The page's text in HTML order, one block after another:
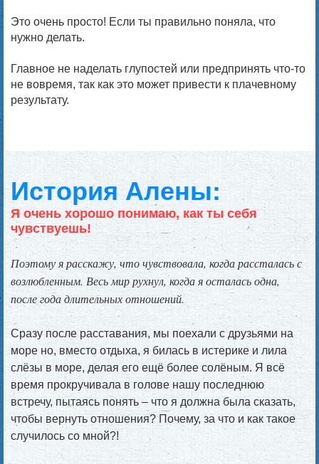
Это очень просто! Если ты правильно поняла, что
нужно делать.
Главное не наделать глупостей или предпринять что-то
не вовремя, так как это может привести к плачевному
результату.
История Алены:
Я очень хорошо понимаю, как ты себя
чувствуешь!
Поэтому я расскажу, что чувствовала, когда рассталась с
возлюбленным. Весь мир рухнул, когда я осталась одна,
после года длительных отношений.
Сразу после расставания, мы поехали с друзьями на
море но, вместо отдыха, я билась в истерике и лила
слёзы в море, делая его ещё более солёным. Я всё
время прокручивала в голове нашу последнюю
встречу, пытаясь понять – что я должна была сказать,
чтобы вернуть отношения? Почему, за что и как такое
случилось со мной?!